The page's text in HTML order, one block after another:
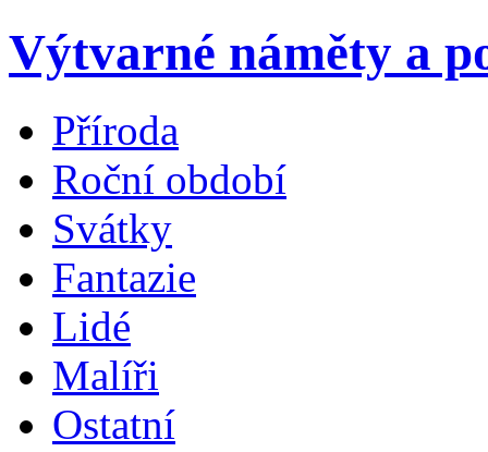
Výtvarné náměty a
Příroda
Roční období
Svátky
Fantazie
Lidé
Malíři
Ostatní